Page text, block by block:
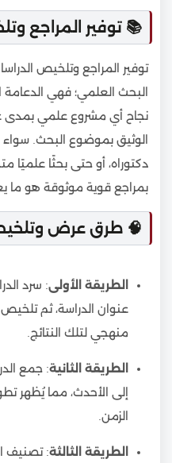
📚 توفير المراجع
توفير المراجع وتلخيص
البحث العلمي؛ فهي الدعامة
نجاح أي مشروع علمي بمدى
الوثيق بموضوع البحث. سواء
دكتوراه، أو حتى بحثًا
بمراجع قوية موثوقة هو ما
🧠 طرق عرض
الطريقة الأولى: سرد
عنوان الدراسة، ثم
منهجي لتلك النتائج.
الطريقة الثانية: جمع
إلى الأحدث، مما يُظهر
الزمن.
الطريقة الثالثة: تصنيف